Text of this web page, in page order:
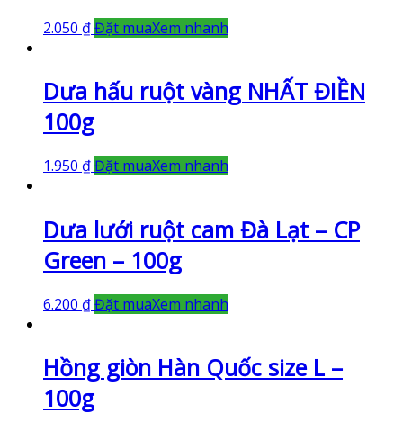
2.050 ₫Đặt muaXem nhanh
Dưa hấu ruột vàng NHẤT ĐIỀN
100g
1.950 ₫Đặt muaXem nhanh
Dưa lưới ruột cam Đà Lạt – CP
Green – 100g
6.200 ₫Đặt muaXem nhanh
Hồng giòn Hàn Quốc size L –
100g